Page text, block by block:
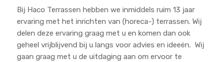
Bij Haco Terrassen hebben we inmiddels ruim 13 jaar
ervaring met het inrichten van (horeca-) terrassen. Wij
delen deze ervaring graag met u en komen dan ook
geheel vrijblijvend bij u langs voor advies en ideeën. Wij
gaan graag met u de uitdaging aan om ervoor te